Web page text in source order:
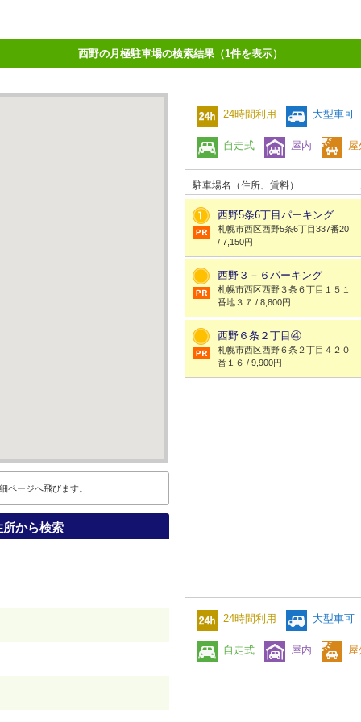
西野の月極駐車場の検索結果（1件を表示）
ページへ飛びます。
から検索
24時間利用 大型車可
自走式 屋内 屋
駐車場名（住所、賃料）
西野5条6丁目パーキング
札幌市西区西野5条6丁目337番20
/ 7,150円
西野３－６パーキング
札幌市西区西野３条６丁目１５１
番地３７ / 8,800円
西野６条２丁目④
札幌市西区西野６条２丁目４２０
番１６ / 9,900円
24時間利用 大型車可
自走式 屋内 屋